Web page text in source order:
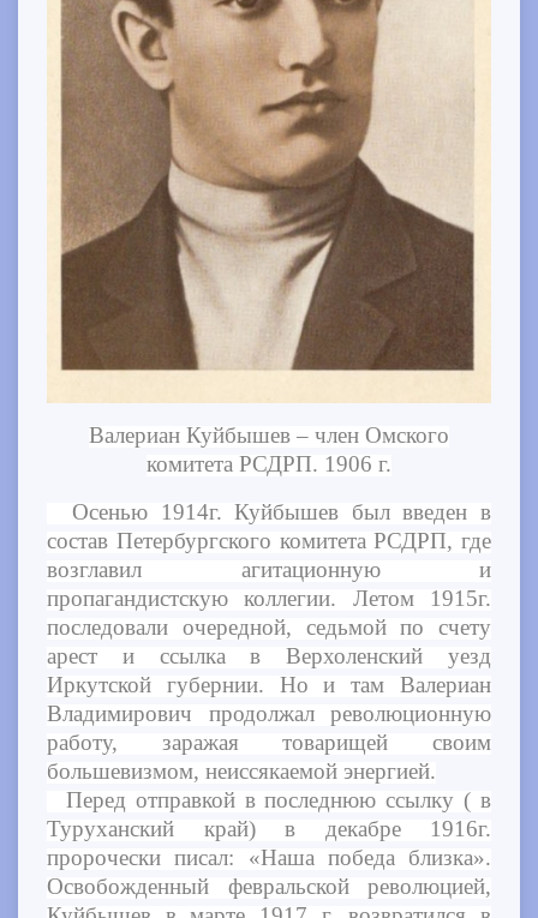
Валериан Куйбышев – член Омского
комитета РСДРП. 1906 г.
Осенью 1914г. Куйбышев был введен в
состав Петербургского комитета РСДРП, где
возглавил агитационную и
пропагандистскую коллегии. Летом 1915г.
последовали очередной, седьмой по счету
арест и ссылка в Верхоленский уезд
Иркутской губернии. Но и там Валериан
Владимирович продолжал революционную
работу, заражая товарищей своим
большевизмом, неиссякаемой энергией.
Перед отправкой в последнюю ссылку ( в
Туруханский край) в декабре 1916г.
пророчески писал: «Наша победа близка».
Освобожденный февральской революцией,